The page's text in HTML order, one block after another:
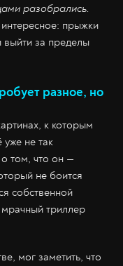
разобрались.
прыжки
за пределы
разное, но
к которым
не так
том, что он —
не боится
собственной
мрачный триллер
мог заметить, что